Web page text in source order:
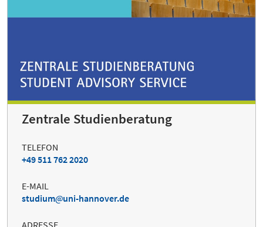
Zentrale Studienberatung
TELEFON
+49 511 762 2020
E-MAIL
studium
uni-hannover.de
ADRESSE